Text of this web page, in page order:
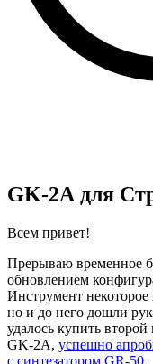
GK-2A для
Всем привет!
Прерываю временное
обновлением
Инструмент некоторое
но и до него дошли
удалось купить
GK-2A, успешно
с синтезатором GR-50.